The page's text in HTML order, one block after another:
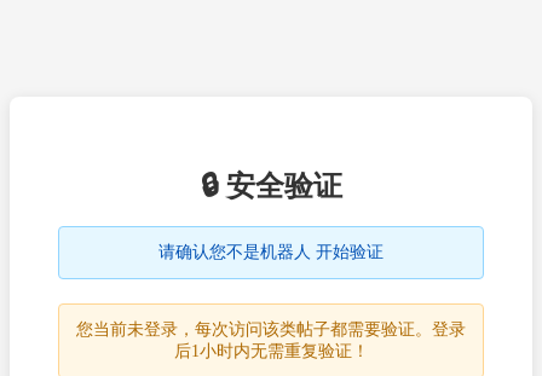
🔒 安全验证
请确认您不是机器人 开始验证
您当前未登录，每次访问该类帖子都需要验证。登录
后1小时内无需重复验证！